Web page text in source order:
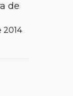
de
2014